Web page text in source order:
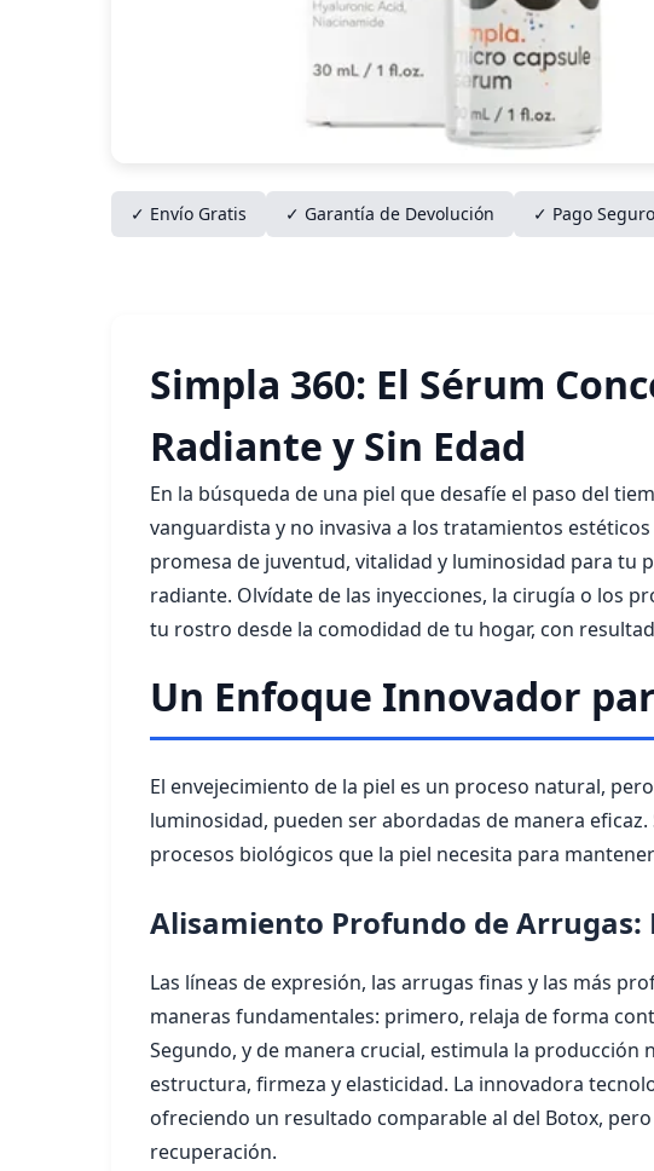
✓ Envío Gratis ✓ Garantía de Devolución ✓ Pago Seguro
Simpla 360: El Sérum
Radiante y Sin Edad
En la búsqueda de una piel que desafíe el paso del
vanguardista y no invasiva a los tratamientos
promesa de juventud, vitalidad y luminosidad para tu
radiante. Olvídate de las inyecciones, la cirugía o los
tu rostro desde la comodidad de tu hogar, con
Un Enfoque Innovador
El envejecimiento de la piel es un proceso natural,
luminosidad, pueden ser abordadas de manera
procesos biológicos que la piel necesita para
Alisamiento Profundo de Arrugas:
Las líneas de expresión, las arrugas finas y las más
maneras fundamentales: primero, relaja de forma
Segundo, y de manera crucial, estimula la producción
estructura, firmeza y elasticidad. La innovadora
ofreciendo un resultado comparable al del Botox,
recuperación.